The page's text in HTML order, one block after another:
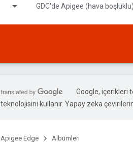
GDC'de Apigee (hava boşluklu)
Google, içerikleri
teknolojisini kullanır. Yapay zeka
Apigee Edge Albümleri